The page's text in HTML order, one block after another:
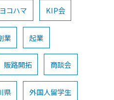
コハマ KIP会
業 起業
販路開拓 商談会
県 外国人留学生